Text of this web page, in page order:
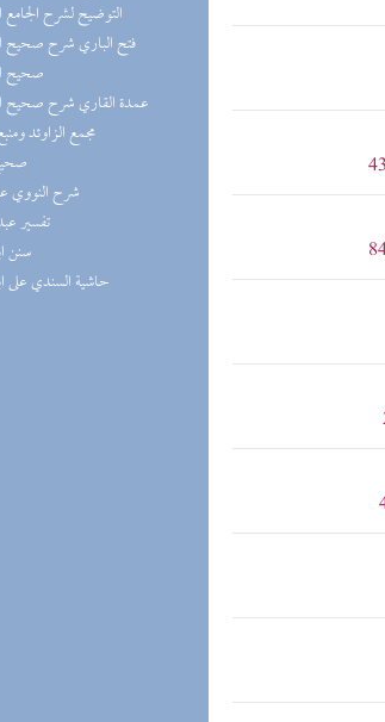
(55) التوضيح لشرح
(53) فتح الباري شرح
(51)
(49) عمدة القاري شرح
(45) مجمع الزاوئد
(44)
(44) شرح
(44)
(42)
(42) حاشية السندي